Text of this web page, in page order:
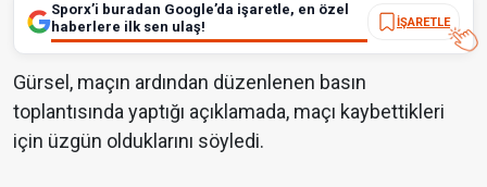
Sporx’i buradan Google’da işaretle, en özel
haberlere ilk sen ulaş!
İŞARETLE
Gürsel, maçın ardından düzenlenen basın
toplantısında yaptığı açıklamada, maçı kaybettikleri
için üzgün olduklarını söyledi.